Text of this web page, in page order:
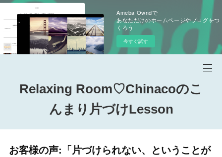
Ameba Owndで
あなただけのホームページやブログをつ
くろう
今すぐ試す
Relaxing Room♡Chinacoのこ
んまり片づけLesson
お客様の声:「片づけられない、ということが